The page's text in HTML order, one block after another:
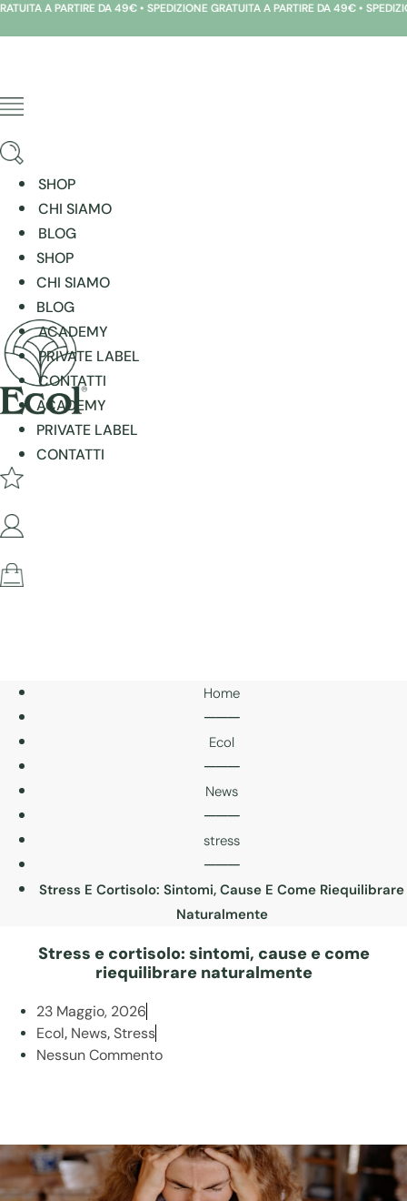
Vai
al
SPEDIZIONE GRATUITA A PARTIRE DA 49€ • SPEDIZIONE GRATUITA A
SHOP
CHI SIAMO
BLOG
SHOP
CHI SIAMO
BLOG
ACADEMY
PRIVATE LABEL
CONTATTI
ACADEMY
PRIVATE LABEL
CONTATTI
Home
───
Ecol
───
News
───
stress
───
Stress E Cortisolo: Sintomi, Cause E Come Riequilibrare
Naturalmente
Stress e cortisolo: sintomi, cause e come
riequilibrare naturalmente
23 Maggio, 2026
Ecol, News, Stress
Nessun Commento